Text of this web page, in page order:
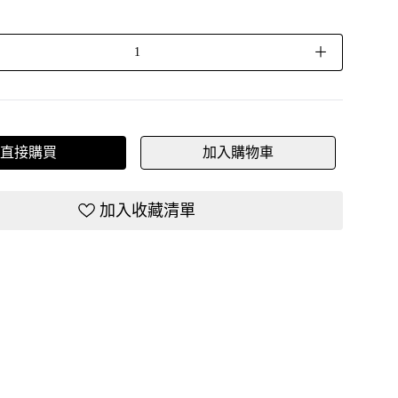
＋
直接購買 加入購物車
加入收藏清單